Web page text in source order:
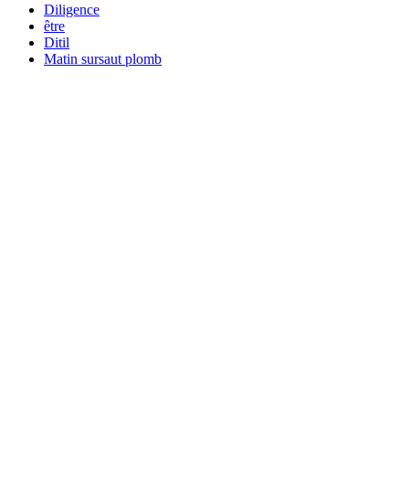
Diligence
être
Ditil
Matin sursaut plomb